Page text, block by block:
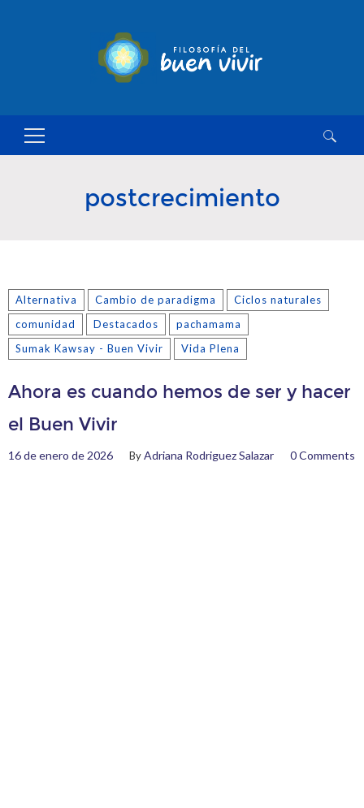
Buscar: postcrecimiento
Alternativa Cambio de paradigma
Ciclos naturales
comunidad
Destacados
pachamama
Sumak Kawsay - Buen Vivir
Vida Plena
Ahora es cuando hemos de ser y hacer
el Buen Vivir
16 de enero de 2026 ByAdriana Rodriguez Salazar 0 Comments